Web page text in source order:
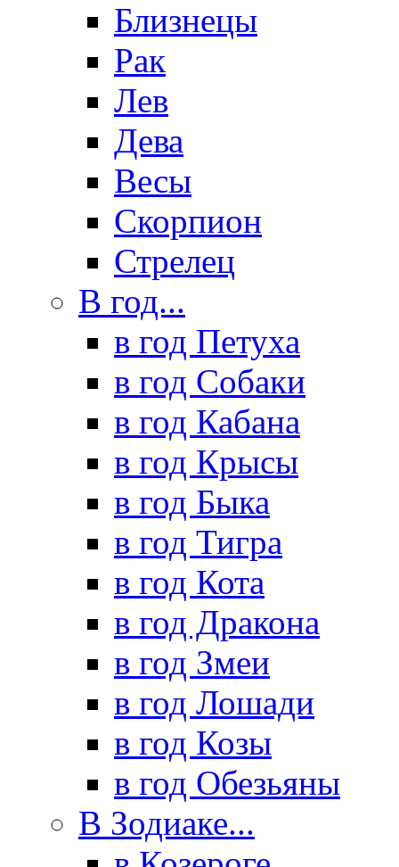
Близнецы
Рак
Лев
Дева
Весы
Скорпион
Стрелец
В год...
в год Петуха
в год Собаки
в год Кабана
в год Крысы
в год Быка
в год Тигра
в год Кота
в год Дракона
в год Змеи
в год Лошади
в год Козы
в год Обезьяны
В Зодиаке...